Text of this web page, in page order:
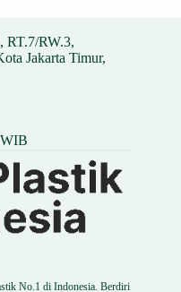
RT.7/RW.3,
Jakarta Timur,
No.1 di Indonesia. Berdiri